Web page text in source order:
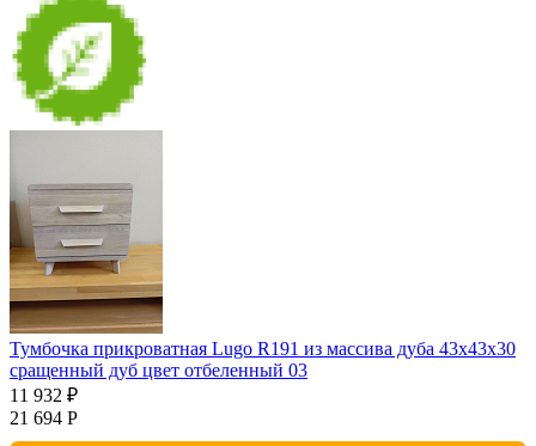
Тумбочка прикроватная Lugo R191 из массива дуба 43х43х30
сращенный дуб цвет отбеленный 03
11 932 ₽
21 694 Р